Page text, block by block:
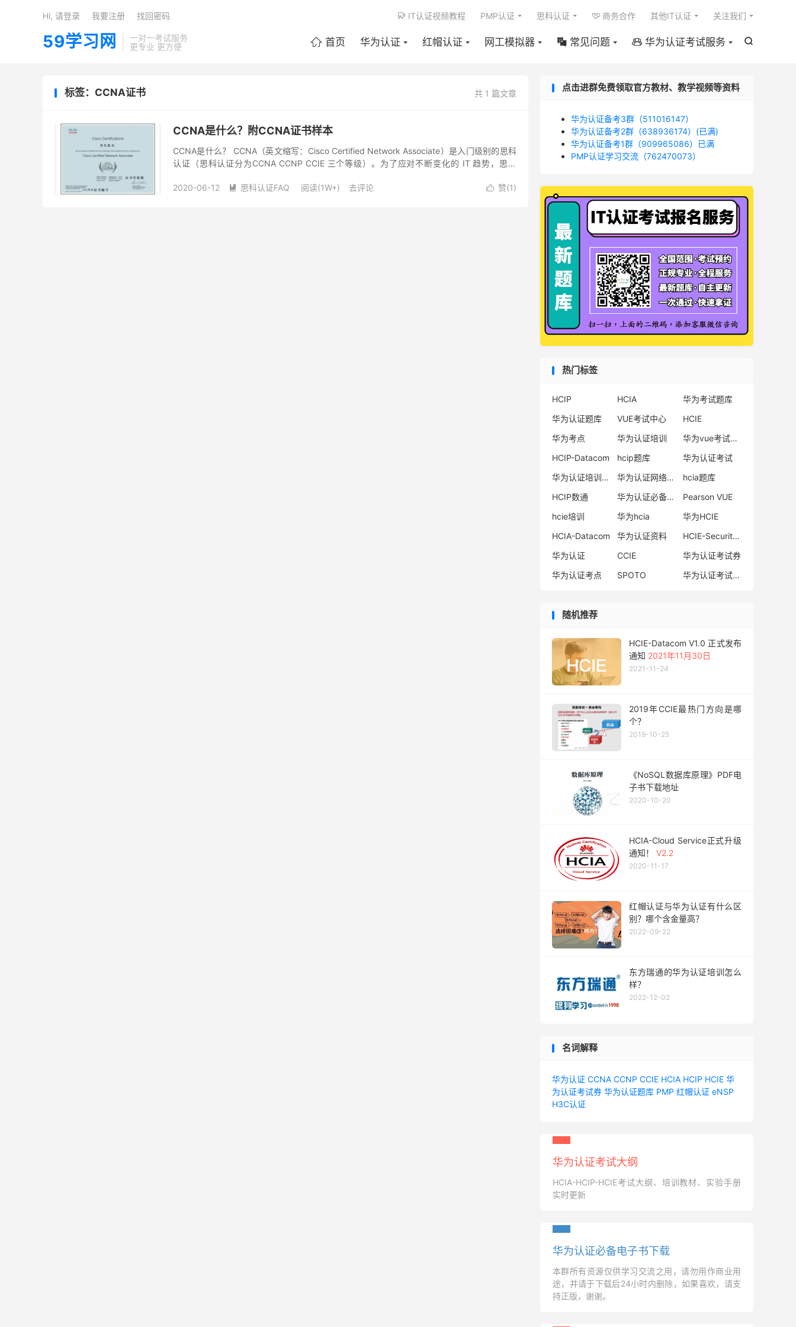
59学习网
一对一考试服务
更专业 更方便

 首页 华为认证 红帽认证 网工模拟器  常见问题  华为认证考试服务
 IT认证视频教程 PMP认证 思科认证  商务合作 其他IT认证 关注我们
Hi, 请登录 我要注册 找回密码
共 1 篇文章
标签：CCNA证书
CCNA是什么？附CCNA证书样本
CCNA是什么？ CCNA（英文缩写：Cisco Certified Network Associate）是入门级别的思科
认证（思科认证分为CCNA CCNP CCIE 三个等级）。为了应对不断变化的 IT 趋势，思科
 赞(1)
2020-06-12  思科认证FAQ 阅读(1W+) 去评论
点击进群免费领取官方教材、教学视频等资料
华为认证备考3群（511016147）
华为认证备考2群（638936174）(已满)
华为认证备考1群（909965086）已满
PMP认证学习交流（762470073）
热门标签
HCIP HCIA
华为考试题库
华为认证题库
VUE考试中心
HCIE
华为考点
华为认证培训
华为vue考试中心
HCIP-Datacom
hcip题库
华为认证考试
华为认证培训机构
华为认证网络工程师
hcia题库
HCIP数通
华为认证必备电子书系列
Pearson VUE
hcie培训
华为hcia
华为HCIE
HCIA-Datacom
华为认证资料
HCIE-Security备考指南
华为认证
CCIE
华为认证考试券
华为认证考点
SPOTO 华为认证考试费用
随机推荐
HCIE-Datacom V1.0 正式发布
通知 2021年11月30日
2021-11-24
2019年CCIE最热门方向是哪
个？
2019-10-25
《NoSQL数据库原理》PDF电
子书下载地址
2020-10-20
HCIA-Cloud Service正式升级
通知！ V2.2
2020-11-17
红帽认证与华为认证有什么区
别？哪个含金量高？
2022-09-22
东方瑞通的华为认证培训怎么
样？
2022-12-02
名词解释
华为认证 CCNA CCNP CCIE HCIA HCIP HCIE 华
为认证考试券 华为认证题库 PMP 红帽认证 eNSP
H3C认证
华为认证考试大纲
HCIA-HCIP-HCIE考试大纲、培训教材、实验手册
实时更新
华为认证必备电子书下载
本群所有资源仅供学习交流之用，请勿用作商业用
途，并请于下载后24小时内删除，如果喜欢，请支
持正版，谢谢。